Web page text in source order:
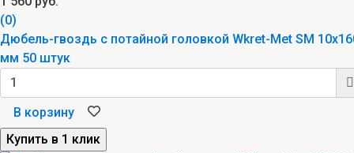
(0)
Дюбель-гвоздь с потайной головкой Wkret-Met SM
мм 50 штук
В корзину